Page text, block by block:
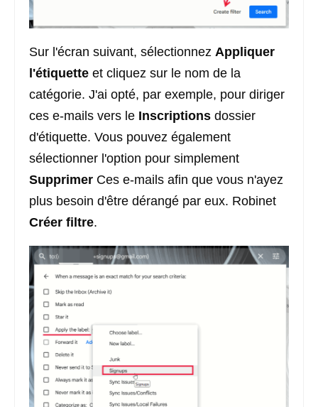
Sur l'écran suivant, sélectionnez Appliquer
l'étiquette et cliquez sur le nom de la
catégorie. J'ai opté, par exemple, pour diriger
ces e-mails vers le Inscriptions dossier
d'étiquette. Vous pouvez également
sélectionner l'option pour simplement
Supprimer Ces e-mails afin que vous n'ayez
plus besoin d'être dérangé par eux. Robinet
Créer filtre.